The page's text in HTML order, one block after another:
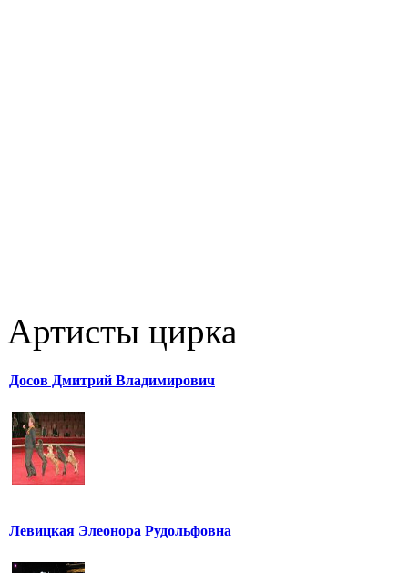
Артисты цирка
Досов Дмитрий Владимирович
Левицкая Элеонора Рудольфовна